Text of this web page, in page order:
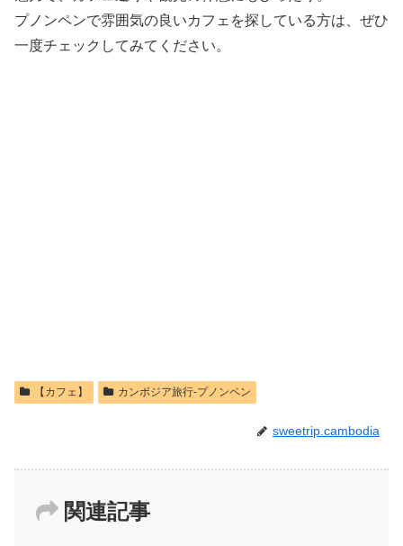
プノンペンで雰囲気の良いカフェを探している方は、ぜひ
一度チェックしてみてください。
【カフェ】 カンボジア旅行-プノンペン
sweetrip.cambodia
関連記事